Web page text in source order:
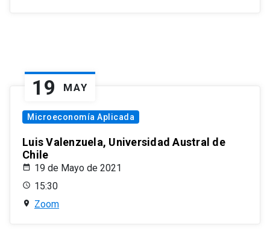
19 MAY
Microeconomía Aplicada
Luis Valenzuela, Universidad Austral de
Chile
19 de Mayo de 2021
15:30
Zoom